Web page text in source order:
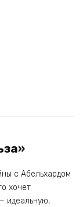
с Абельхардом
хочет
идеальную,